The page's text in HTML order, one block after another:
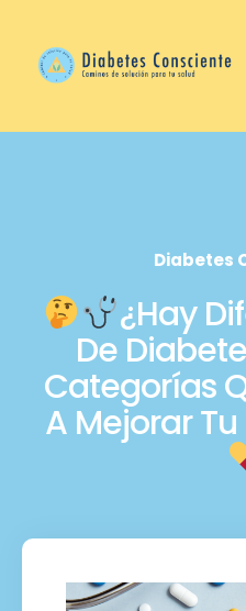
Diabetes
¿Hay
De
Categorías
A Mejorar